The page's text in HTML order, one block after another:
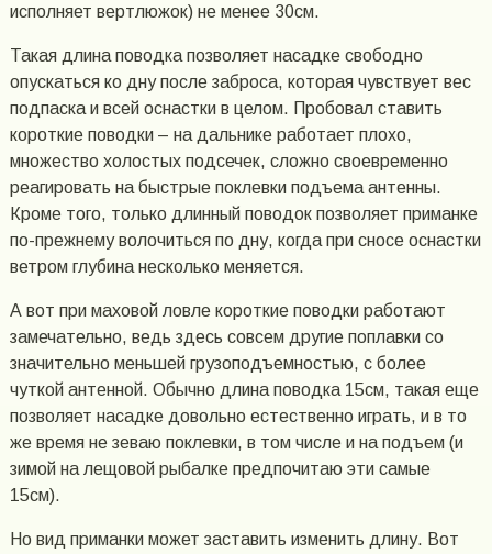
исполняет вертлюжок) не менее 30см.
Такая длина поводка позволяет насадке свободно
опускаться ко дну после заброса, которая чувствует вес
подпаска и всей оснастки в целом. Пробовал ставить
короткие поводки – на дальнике работает плохо,
множество холостых подсечек, сложно своевременно
реагировать на быстрые поклевки подъема антенны.
Кроме того, только длинный поводок позволяет приманке
по-прежнему волочиться по дну, когда при сносе оснастки
ветром глубина несколько меняется.
А вот при маховой ловле короткие поводки работают
замечательно, ведь здесь совсем другие поплавки со
значительно меньшей грузоподъемностью, с более
чуткой антенной. Обычно длина поводка 15см, такая еще
позволяет насадке довольно естественно играть, и в то
же время не зеваю поклевки, в том числе и на подъем (и
зимой на лещовой рыбалке предпочитаю эти самые
15см).
Но вид приманки может заставить изменить длину. Вот